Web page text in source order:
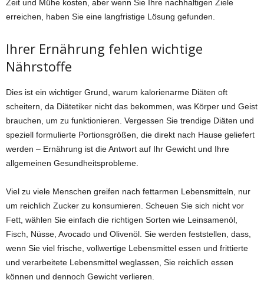
Zeit und Mühe kosten, aber wenn Sie Ihre nachhaltigen Ziele
erreichen, haben Sie eine langfristige Lösung gefunden.
Ihrer Ernährung fehlen wichtige
Nährstoffe
Dies ist ein wichtiger Grund, warum kalorienarme Diäten oft
scheitern, da Diätetiker nicht das bekommen, was Körper und Geist
brauchen, um zu funktionieren. Vergessen Sie trendige Diäten und
speziell formulierte Portionsgrößen, die direkt nach Hause geliefert
werden – Ernährung ist die Antwort auf Ihr Gewicht und Ihre
allgemeinen Gesundheitsprobleme.
Viel zu viele Menschen greifen nach fettarmen Lebensmitteln, nur
um reichlich Zucker zu konsumieren. Scheuen Sie sich nicht vor
Fett, wählen Sie einfach die richtigen Sorten wie Leinsamenöl,
Fisch, Nüsse, Avocado und Olivenöl. Sie werden feststellen, dass,
wenn Sie viel frische, vollwertige Lebensmittel essen und frittierte
und verarbeitete Lebensmittel weglassen, Sie reichlich essen
können und dennoch Gewicht verlieren.